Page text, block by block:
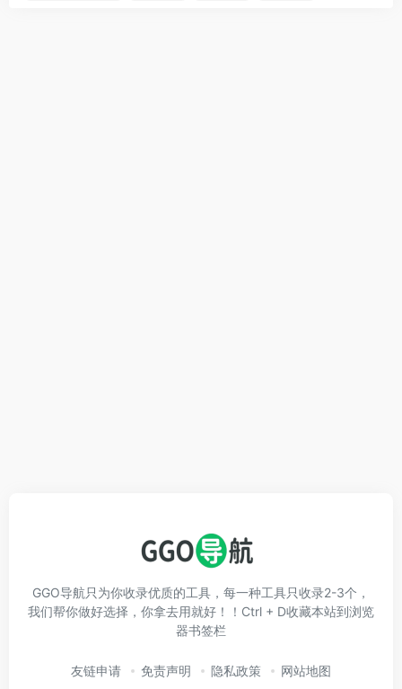
GGO导航只为你收录优质的工具，每一种工具只收录2-3个，
我们帮你做好选择，你拿去用就好！！Ctrl + D收藏本站到浏览
器书签栏
友链申请 免责声明 隐私政策 网站地图